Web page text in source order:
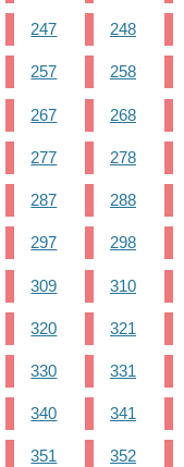
247 248
257 258
267 268
277 278
287 288
297 298
309 310
320 321
330 331
340 341
351 352